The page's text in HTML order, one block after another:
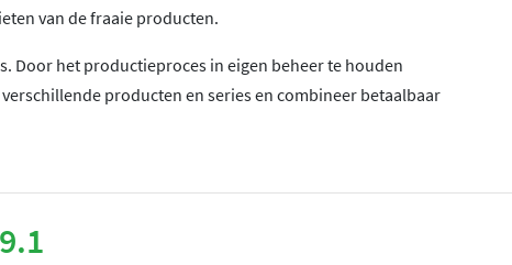
van de fraaie producten.
Door het productieproces in eigen beheer te houden
producten en series en combineer betaalbaar
9.1